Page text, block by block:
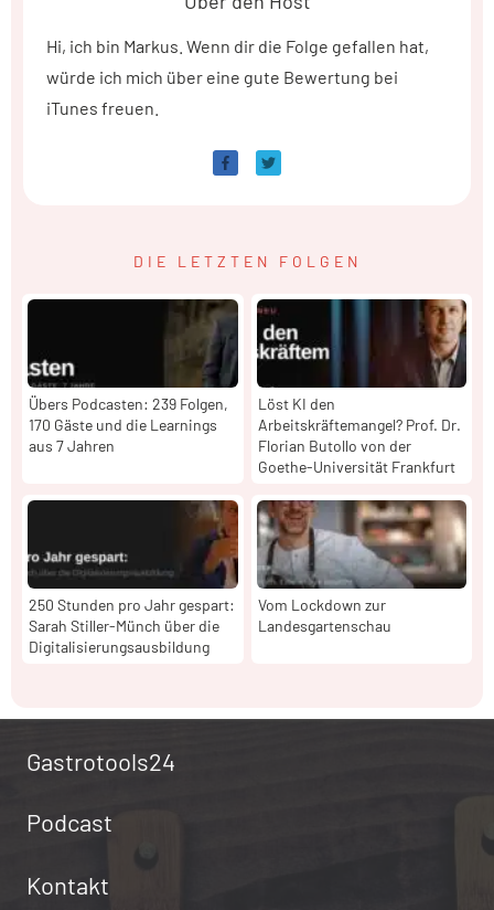
Hi, ich bin Markus. Wenn dir die Folge gefallen hat,
würde ich mich über eine gute Bewertung bei
iTunes freuen.
DIE LETZTEN FOLGEN
Übers Podcasten: 239 Folgen,
170 Gäste und die Learnings
aus 7 Jahren
Löst KI den
Arbeitskräftemangel? Prof. Dr.
Florian Butollo von der
Goethe-Universität Frankfurt
250 Stunden pro Jahr gespart:
Sarah Stiller-Münch über die
Digitalisierungsausbildung
Vom Lockdown zur
Landesgartenschau
Gastrotools24
Podcast
Kontakt